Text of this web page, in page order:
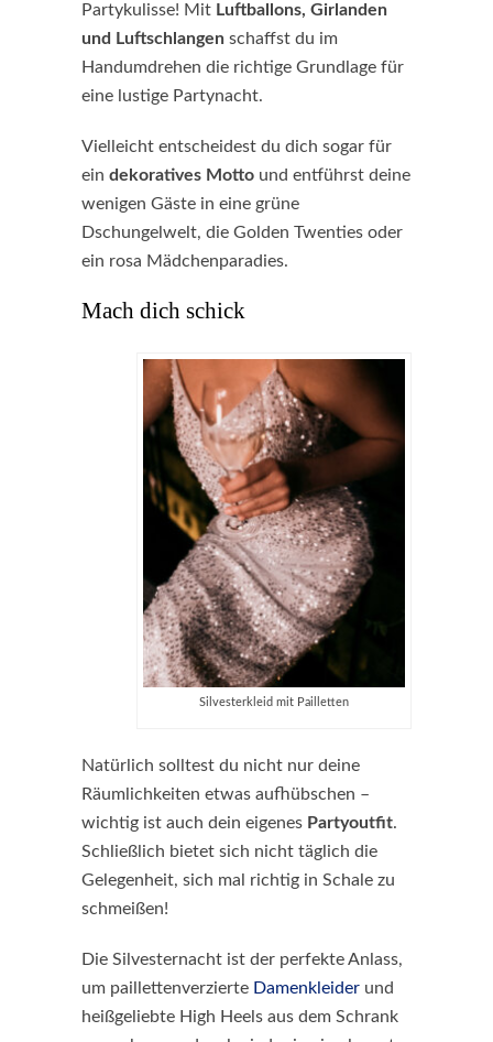
Partykulisse! Mit Luftballons, Girlanden
und Luftschlangen schaffst du im
Handumdrehen die richtige Grundlage für
eine lustige Partynacht.
Vielleicht entscheidest du dich sogar für
ein dekoratives Motto und entführst deine
wenigen Gäste in eine grüne
Dschungelwelt, die Golden Twenties oder
ein rosa Mädchenparadies.
Mach dich schick
Silvesterkleid mit Pailletten
Natürlich solltest du nicht nur deine
Räumlichkeiten etwas aufhübschen –
wichtig ist auch dein eigenes Partyoutfit.
Schließlich bietet sich nicht täglich die
Gelegenheit, sich mal richtig in Schale zu
schmeißen!
Die Silvesternacht ist der perfekte Anlass,
um paillettenverzierte Damenkleider und
heißgeliebte High Heels aus dem Schrank